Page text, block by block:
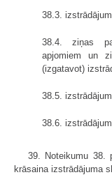
38.3.
38.4. ziņas
apjomiem un
(izgatavot)
38.5.
38.6.
39. Noteikumu 38.
krāsaina izstrādājuma